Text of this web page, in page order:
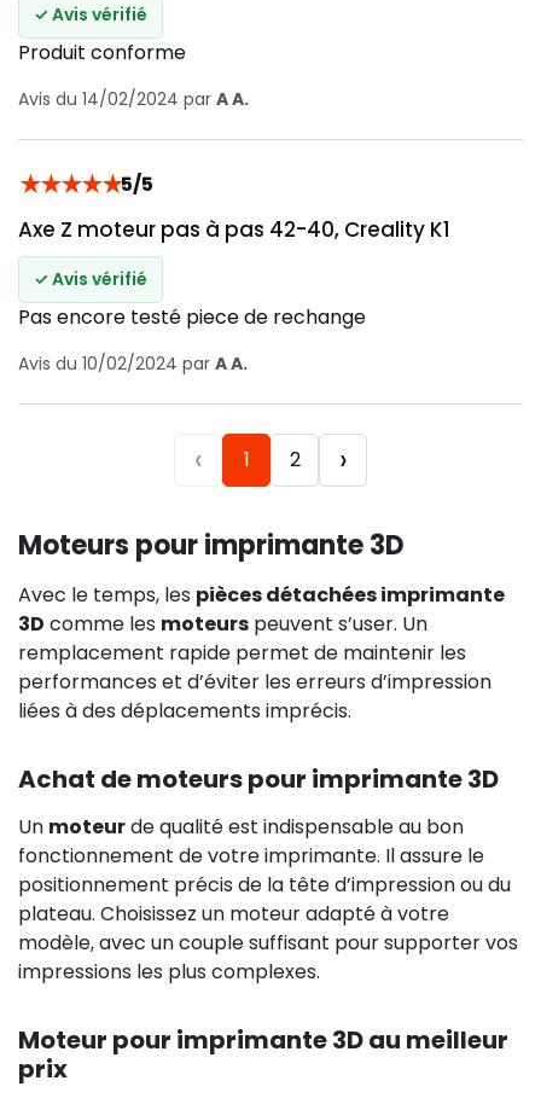
✓ Avis vérifié
Produit conforme
Avis du 14/02/2024 par A A.
★★★★★5/5
Axe Z moteur pas à pas 42-40, Creality K1
✓ Avis vérifié
Pas encore testé piece de rechange
Avis du 10/02/2024 par A A.
‹ 1 2 ›
Moteurs pour imprimante 3D
Avec le temps, les pièces détachées imprimante
3D comme les moteurs peuvent s’user. Un
remplacement rapide permet de maintenir les
performances et d’éviter les erreurs d’impression
liées à des déplacements imprécis.
Achat de moteurs pour imprimante 3D
Un moteurde qualité est indispensable au bon
fonctionnement de votre imprimante. Il assure le
positionnement précis de la tête d’impression ou du
plateau. Choisissez un moteur adapté à votre
modèle, avec un couple suffisant pour supporter vos
impressions les plus complexes.
Moteur pour imprimante 3D au meilleur
prix